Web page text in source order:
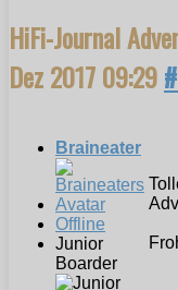
HiFi-Journal
Dez 2017 09:29
Braineater
Offline
Junior
Boarder